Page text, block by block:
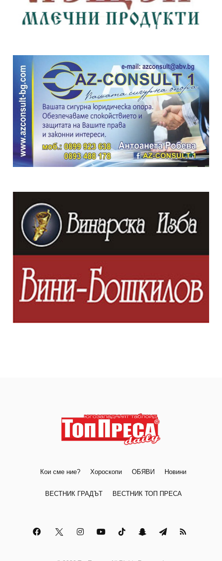
Кои сме ние? Хороскопи ОБЯВИ Новини
ВЕСТНИК ГРАДЪТ ВЕСТНИК ТОП ПРЕСА